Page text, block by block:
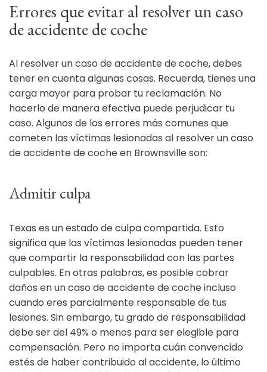
Errores que evitar al resolver un caso
de accidente de coche
Al resolver un caso de accidente de coche, debes
tener en cuenta algunas cosas. Recuerda, tienes una
carga mayor para probar tu reclamación. No
hacerlo de manera efectiva puede perjudicar tu
caso. Algunos de los errores más comunes que
cometen las víctimas lesionadas al resolver un caso
de accidente de coche en Brownsville son:
Admitir culpa
Texas es un estado de culpa compartida. Esto
significa que las víctimas lesionadas pueden tener
que compartir la responsabilidad con las partes
culpables. En otras palabras, es posible cobrar
daños en un caso de accidente de coche incluso
cuando eres parcialmente responsable de tus
lesiones. Sin embargo, tu grado de responsabilidad
debe ser del 49% o menos para ser elegible para
compensación. Pero no importa cuán convencido
estés de haber contribuido al accidente, lo último